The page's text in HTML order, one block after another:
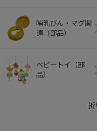
哺乳びん・マグ関
連（部品）
ベビートイ（部
品）